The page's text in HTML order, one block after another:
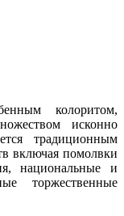
колоритом,
исконно
традиционным
включая помолвки
национальные и
торжественные